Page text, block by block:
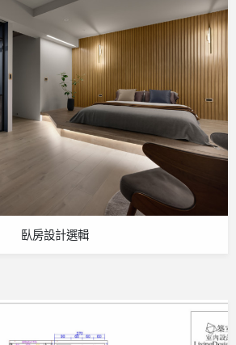
臥房設計選輯